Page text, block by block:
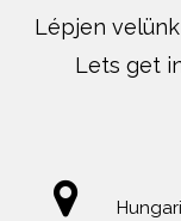
Lépjen
Lets get